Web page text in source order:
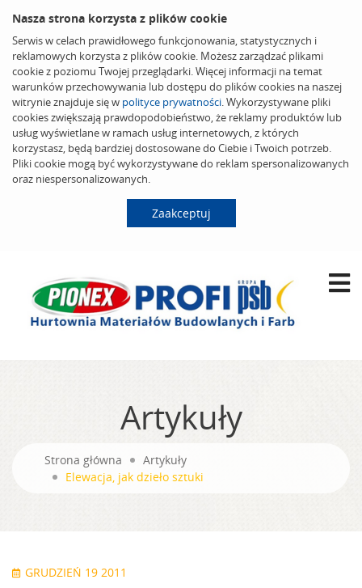
Nasza strona korzysta z plików cookie
Serwis w celach prawidłowego funkcjonowania, statystycznych i
reklamowych korzysta z plików cookie. Możesz zarządzać plikami
cookie z poziomu Twojej przeglądarki. Więcej informacji na temat
warunków przechowywania lub dostępu do plików cookies na naszej
witrynie znajduje się w polityce prywatności. Wykorzystywane pliki
cookies zwiększają prawdopodobieństwo, że reklamy produktów lub
usług wyświetlane w ramach usług internetowych, z których
korzystasz, będą bardziej dostosowane do Ciebie i Twoich potrzeb.
Pliki cookie mogą być wykorzystywane do reklam spersonalizowanych
oraz niespersonalizowanych.
Zaakceptuj
Artykuły
Strona główna
Artykuły
Elewacja, jak dzieło sztuki
GRUDZIEŃ 19 2011